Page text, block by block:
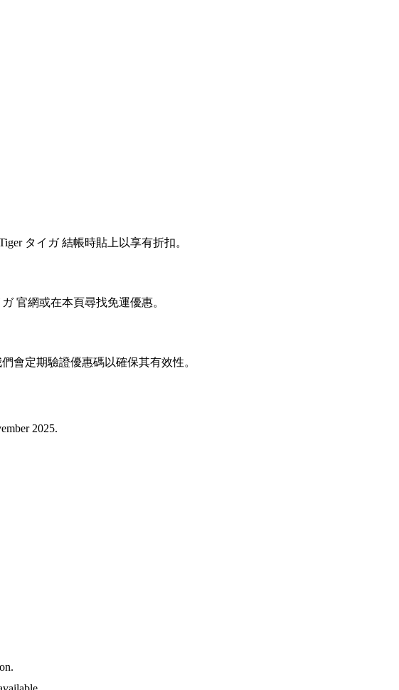
タイガ 結帳時貼上以享有折扣。
官網或在本頁尋找免運優惠。
會定期驗證優惠碼以確保其有效性。
2025.